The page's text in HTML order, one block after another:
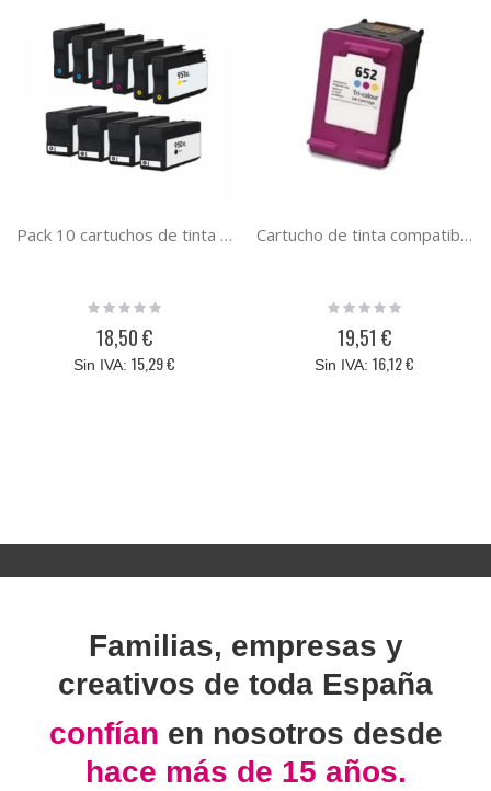
Pack 10 cartuchos de tinta reciclado HP 950XL HP 951XL compatible al cartucho original HP C2P43AE
Rating:
18,50 €
15,29 €
Cartucho de tinta compatible HP 652XL HP652 F6V24AE tricolor
Rating:
19,51 €
16,12 €
Familias, empresas y
creativos de toda España
confían en nosotros desde
hace más de 15 años.